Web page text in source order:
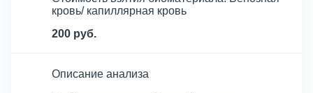
кровь/ капиллярная кровь
200 руб.
Описание анализа